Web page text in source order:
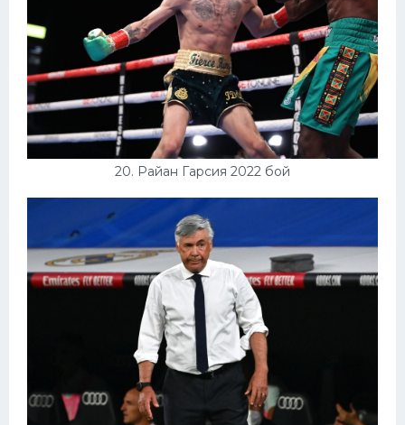
20. Райан Гарсия 2022 бой